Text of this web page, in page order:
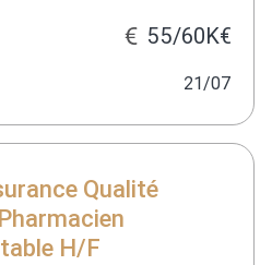
55/60K€
21/07
Qualité
H/F